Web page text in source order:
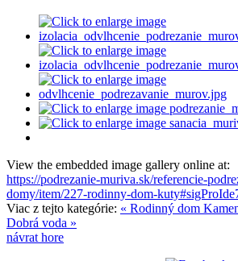
View the embedded image gallery online at:
https://podrezanie-muriva.sk/referencie-
domy/item/227-rodinny-dom-
Viac z tejto kategórie: « Rodinný dom
Dobrá voda »
návrat hore